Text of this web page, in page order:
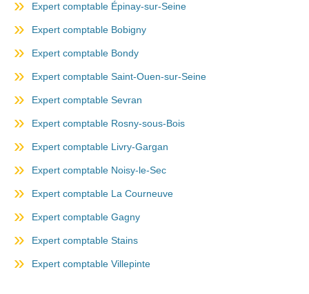
Expert comptable Épinay-sur-Seine
Expert comptable Bobigny
Expert comptable Bondy
Expert comptable Saint-Ouen-sur-Seine
Expert comptable Sevran
Expert comptable Rosny-sous-Bois
Expert comptable Livry-Gargan
Expert comptable Noisy-le-Sec
Expert comptable La Courneuve
Expert comptable Gagny
Expert comptable Stains
Expert comptable Villepinte